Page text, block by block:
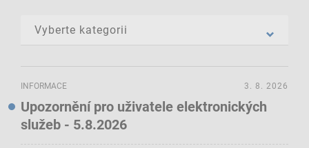
INFORMACE
Upozornění pro uživatele elektronických
služeb - 5.8.2026
3. 8. 2026